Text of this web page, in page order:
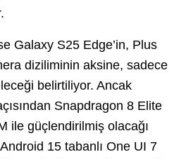
Galaxy S25 Edge’in, Plus
diziliminin aksine, sadece
belirtiliyor. Ancak
Snapdragon 8 Elite
ile güçlendirilmiş olacağı
15 tabanlı One UI 7